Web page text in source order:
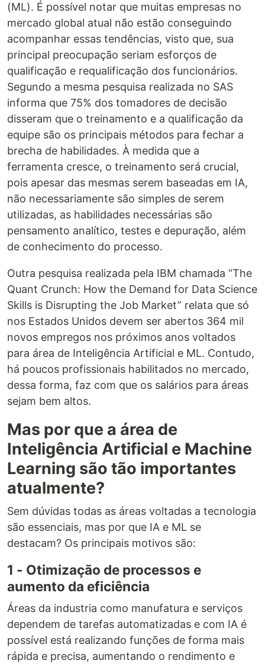
(ML). É possível notar que muitas empresas no
mercado global atual não estão conseguindo
acompanhar essas tendências, visto que, sua
principal preocupação seriam esforços de
qualificação e requalificação dos funcionários.
Segundo a mesma pesquisa realizada no SAS
informa que 75% dos tomadores de decisão
disseram que o treinamento e a qualificação da
equipe são os principais métodos para fechar a
brecha de habilidades. À medida que a
ferramenta cresce, o treinamento será crucial,
pois apesar das mesmas serem baseadas em IA,
não necessariamente são simples de serem
utilizadas, as habilidades necessárias são
pensamento analítico, testes e depuração, além
de conhecimento do processo.
Outra pesquisa realizada pela IBM chamada “The
Quant Crunch: How the Demand for Data Science
Skills is Disrupting the Job Market” relata que só
nos Estados Unidos devem ser abertos 364 mil
novos empregos nos próximos anos voltados
para área de Inteligência Artificial e ML. Contudo,
há poucos profissionais habilitados no mercado,
dessa forma, faz com que os salários para áreas
sejam bem altos.
Mas por que a área de
Inteligência Artificial e Machine
Learning são tão importantes
atualmente?
Sem dúvidas todas as áreas voltadas a tecnologia
são essenciais, mas por que IA e ML se
destacam? Os principais motivos são:
1 - Otimização de processos e
aumento da eficiência
Áreas da industria como manufatura e serviços
dependem de tarefas automatizadas e com IA é
possível está realizando funções de forma mais
rápida e precisa, aumentando o rendimento e